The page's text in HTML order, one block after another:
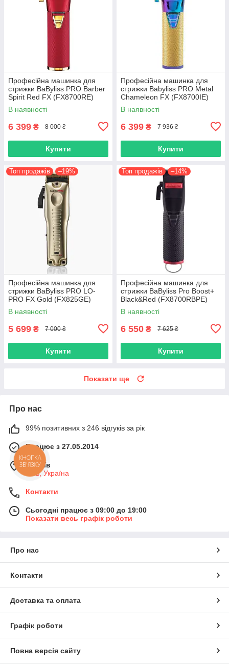
Професійна машинка для
стрижки BaByliss PRO Barber
Spirit Red FX (FX8700RE)
В наявності
6 399 ₴ 8 000 ₴
Купити
Професійна машинка для
стрижки Babyliss PRO Metal
Chameleon FX (FX8700IE)
В наявності
6 399 ₴ 7 936 ₴
Купити
Топ продажів –19%
Професійна машинка для
стрижки BaByliss PRO LO-
PRO FX Gold (FX825GE)
В наявності
5 699 ₴ 7 000 ₴
Купити
Топ продажів –14%
Професійна машинка для
стрижки BaByliss Pro Boost+
Black&Red (FX8700RBPE)
В наявності
6 550 ₴ 7 625 ₴
Купити
Показати ще
Про нас
99% позитивних з 246 відгуків за рік
Працює з 27.05.2014
м. Київ
Київ, Україна
Контакти
Сьогодні працює з 09:00 до 19:00
Показати весь графік роботи
Про нас
Контакти
Доставка та оплата
Графік роботи
Повна версія сайту
КНОПКА
ЗВ'ЯЗКУ